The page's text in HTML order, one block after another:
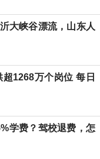
大峡谷漂流，山东人
1268万个岗位 每日
学费？驾校退费，怎